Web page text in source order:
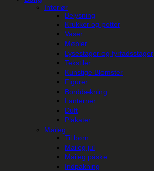
Interiør
Belysning
Krukker og potter
Vaser
Møbler
Lysestager og fyrfadsstager
Tekstiler
Kunstige Blomster
Figurer
Borddækning
Lanterner
Duft
Plakater
Maileg
Til børn
Maileg jul
Maileg påske
Indpakning